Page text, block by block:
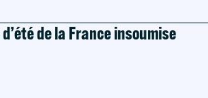
de la France insoumise